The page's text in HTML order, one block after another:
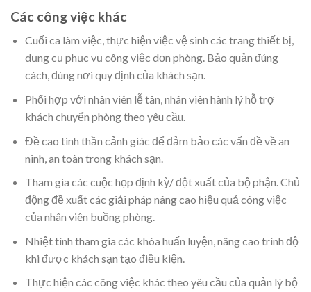
Các công việc khác
Cuối ca làm việc, thực hiện việc vệ sinh các trang thiết bị,
dụng cụ phục vụ công việc dọn phòng. Bảo quản đúng
cách, đúng nơi quy định của khách sạn.
Phối hợp với nhân viên lễ tân, nhân viên hành lý hỗ trợ
khách chuyển phòng theo yêu cầu.
Đề cao tinh thần cảnh giác để đảm bảo các vấn đề về an
ninh, an toàn trong khách sạn.
Tham gia các cuộc họp định kỳ/ đột xuất của bộ phận. Chủ
động đề xuất các giải pháp nâng cao hiệu quả công việc
của nhân viên buồng phòng.
Nhiệt tình tham gia các khóa huấn luyện, nâng cao trình độ
khi được khách sạn tạo điều kiện.
Thực hiện các công việc khác theo yêu cầu của quản lý bộ